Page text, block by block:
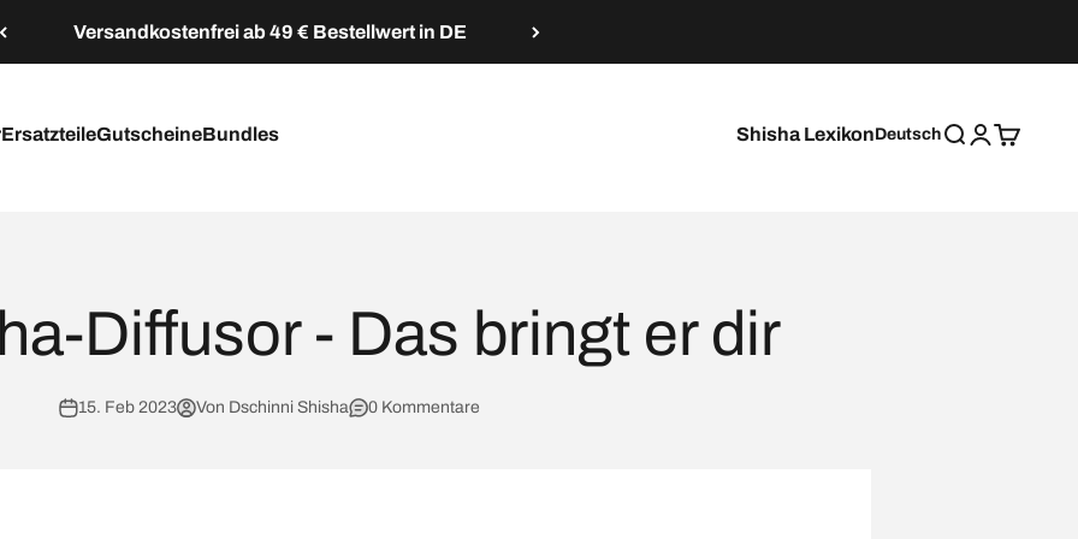
Versandkostenfrei ab 49 € Bestellwert in DE
ErsatzteileGutscheineBundles
Shisha LexikonDeutschSucheAnmelden
Diffusor - Das bringt er dir
15. Feb 2023 Von Dschinni Shisha 0 Kommentare